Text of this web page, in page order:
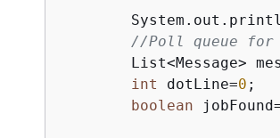
//Poll queue for
List<Message>
int
dotLine=0 ;
boolean